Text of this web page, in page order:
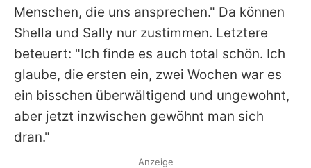
Menschen, die uns ansprechen." Da können
Shella und Sally nur zustimmen. Letztere
beteuert: "Ich finde es auch total schön. Ich
glaube, die ersten ein, zwei Wochen war es
ein bisschen überwältigend und ungewohnt,
aber jetzt inzwischen gewöhnt man sich
dran."
Anzeige